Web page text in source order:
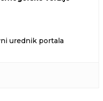
urednik portala